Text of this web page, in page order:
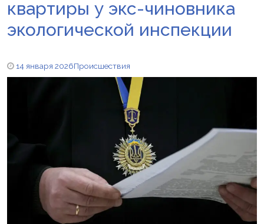
квартиры у экс-чиновника
экологической инспекции
14 января 2026Происшествия